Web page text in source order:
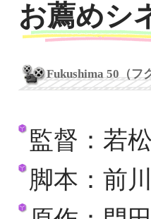
お薦めシ
Fukushima 50（フ
監督：若
脚本：前